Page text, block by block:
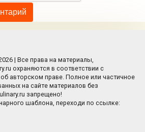
| Все права на материалы,
охраняются в соответствии с
авторском праве. Полное или частичное
на сайте материалов без
запрещено!
шаблона, переходи по ссылке: